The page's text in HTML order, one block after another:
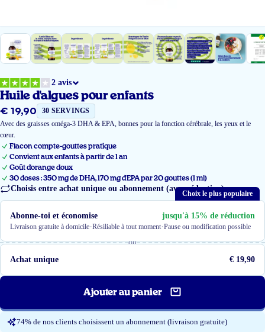
2 avis
Huile d'algues pour enfants
Prix
régulier
€ 19,90
30 SERVINGS
Avec des graisses oméga-3 DHA & EPA, bonnes pour la fonction cérébrale, les yeux et le
cœur.
Flacon compte-gouttes pratique
Convient aux enfants à partir de 1 an
Goût d'orange doux
30 doses : 350 mg de DHA, 170 mg d'EPA par 20 gouttes (1 ml)
Choisis entre achat unique ou abonnement (avec réduction)
Choix le plus populaire
Abonne-toi et économise jusqu'à 15% de réduction
Livraison gratuite à domicile·Résiliable à tout moment·Pause ou modification possible
ou
Achat unique
€ 19,90
Ajouter au panier
74% de nos clients choisissent un abonnement (livraison gratuite)